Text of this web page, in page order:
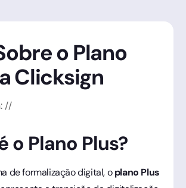
o Plano
Clicksign
//
o Plano Plus?
de formalização digital, oplano Plus